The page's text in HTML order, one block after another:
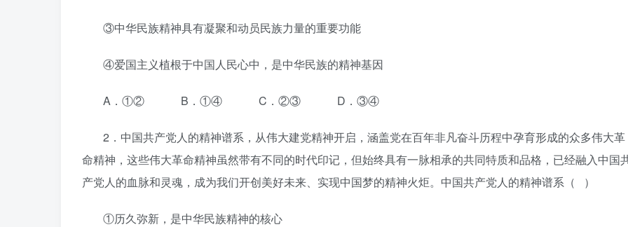
③中华民族精神具有凝聚和动员民族力量的重要功能
④爱国主义植根于中国人民心中，是中华民族的精神基因
A．①② B．①④ C．②③ D．③④
2．中国共产党人的精神谱系，从伟大建党精神开启，涵盖党在百年非凡奋斗历程中孕育形成的众多伟大革
命精神，这些伟大革命精神虽然带有不同的时代印记，但始终具有一脉相承的共同特质和品格，已经融入中国
产党人的血脉和灵魂，成为我们开创美好未来、实现中国梦的精神火炬。中国共产党人的精神谱系（ ）
①历久弥新，是中华民族精神的核心